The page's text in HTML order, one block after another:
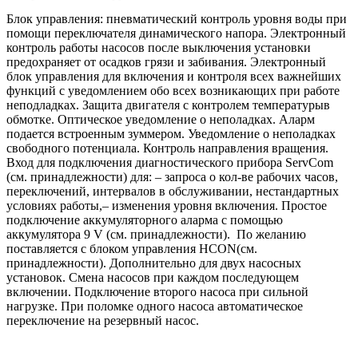
Блок управления: пневматический контроль уровня воды при
помощи переключателя динамического напора. Электронный
контроль работы насосов после выключения установки
предохраняет от осадков грязи и забивания. Электронный
блок управления для включения и контроля всех важнейших
функций с уведомлением обо всех возникающих при работе
неподладках. Защита двигателя с контролем температурыв
обмотке. Оптическое уведомление о неполадках. Аларм
подается встроенным зуммером. Уведомление о неполадках
свободного потенциала. Контроль направления вращения.
Вход для подключения диагностического прибора ServCom
(см. принадлежности) для: – запроса о кол-ве рабочих часов,
переключений, интервалов в обслуживании, нестандартных
условиях работы,– изменения уровня включения. Простое
подключение аккумуляторного аларма с помощью
аккумулятора 9 V (см. принадлежности). По желанию
поставляется с блоком управления HCON(см.
принадлежности). Дополнительно для двух насосных
установок. Смена насосов при каждом последующем
включении. Подключение второго насоса при сильной
нагрузке. При поломке одного насоса автоматическое
переключение на резервный насос.